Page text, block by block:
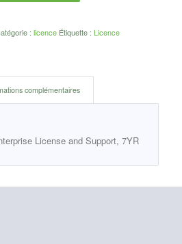
: licence Étiquette : Licence
complémentaires
License and Support, 7YR